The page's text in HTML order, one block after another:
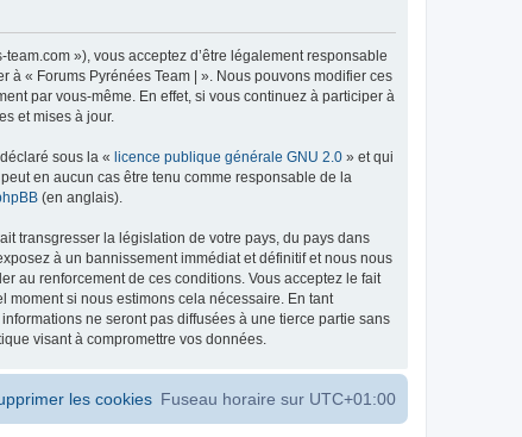
»), vous acceptez d’être légalement responsable
à « Forums Pyrénées Team | ». Nous pouvons modifier ces
par vous-même. En effet, si vous continuez à participer à
et mises à jour.
sous la « licence publique générale GNU 2.0 » et qui
en aucun cas être tenu comme responsable de la
(en anglais).
transgresser la législation de votre pays, du pays dans
à un bannissement immédiat et définitif et nous nous
au renforcement de ces conditions. Vous acceptez le fait
moment si nous estimons cela nécessaire. En tant
ne seront pas diffusées à une tierce partie sans
visant à compromettre vos données.
Fuseau horaire sur UTC+01:00
les cookies